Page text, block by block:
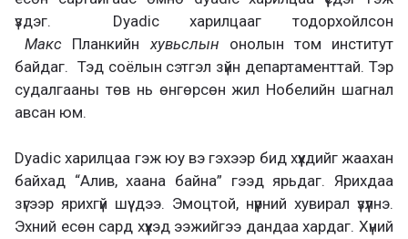
үздэг. Dyadic харилцааг тодорхойлсон
Макс Планкийн хувьслын онолын том институт
байдаг. Тэд соёлын сэтгэл зүйн департаменттай. Тэр
судалгааны төв нь өнгөрсөн жил Нобелийн шагнал
авсан юм.
Dyadic харилцаа гэж юу вэ гэхээр бид хүүхдийг жаахан
байхад “Алив, хаана байна” гээд ярьдаг. Ярихдаа
зүгээр ярихгүй шүү дээ. Эмоцтой, нүүрний хувирал үзүүлнэ.
Эхний есөн сард хүүхэд ээжийгээ дандаа хардаг. Хүний